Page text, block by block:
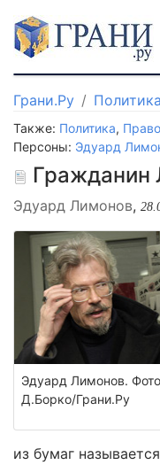
Грани.Ру Политика
Также: Политика, Право
Персоны: Эдуард
Гражданин
Эдуард Лимонов,
Эдуард Лимонов. Фото
Д.Борко/Грани.Ру
из бумаг